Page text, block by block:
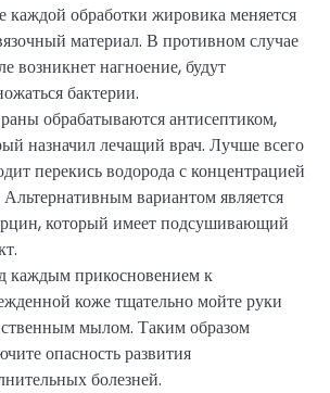
каждой обработки жировика меняется
материал. В противном случае
возникнет нагноение, будут
бактерии.
обрабатываются антисептиком,
назначил лечащий врач. Лучше всего
перекись водорода с концентрацией
Альтернативным вариантом является
который имеет подсушивающий
каждым прикосновением к
коже тщательно мойте руки
мылом. Таким образом
опасность развития
болезней.